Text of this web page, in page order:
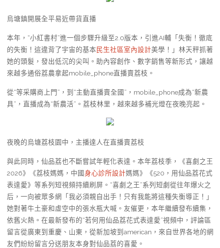
烏塘鎮開展全平易近帶貨直播
本年，“小紅書村”進一個步驟升級至2.0版本，引進AI輔「失衡！徹底
的失衡！這違背了宇宙的基本民生社區室內設計美學！」林天秤抓著
她的頭髮，發出低沉的尖叫。助內容創作、數字銷售等新形式，讓越
來越多通俗荔農拿起mobile_phone直播賣荔枝。
從“等采購商上門”，到“主動直播賣全國”，mobile_phone成為“新農
具”，直播成為“新農活”。荔枝林里，越來越多補光燈在夜晚亮起。
夜晚的烏塘荔枝園中，主播達人在直播賣荔枝
與此同時，仙品荔也不斷嘗試年輕化表達。本年荔枝季，《喜劇之王
2026》《荔枝媽媽，中國身心診所設計媽媽》《520，用仙品荔花式
表達愛》等系列短視頻持續刷屏。“喜劇之王”系列短劇從往年爆火之
后，一向被眾多網「我必須親自出手！只有我能將這種失衡導正！」
她對著牛土豪和虛空中的張水瓶大喊。友催更，本年繼續發布續集，
依舊火熱。在最新發布的“若何用仙品荔花式表達愛”視頻中，評論區
留言從廣東到重慶、山東，從新加坡到american，來自世界各地的網
友們紛紛留言分送朋友本身對仙品荔的喜愛。